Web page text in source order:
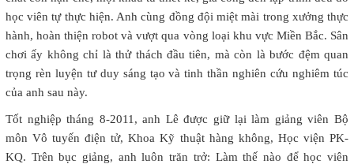
học viên tự thực hiện. Anh cùng đồng đội miệt mài trong xưởng thực
hành, hoàn thiện robot và vượt qua vòng loại khu vực Miền Bắc. Sân
chơi ấy không chỉ là thử thách đầu tiên, mà còn là bước đệm quan
trọng rèn luyện tư duy sáng tạo và tinh thần nghiên cứu nghiêm túc
của anh sau này.
Tốt nghiệp tháng 8-2011, anh Lê được giữ lại làm giảng viên Bộ
môn Vô tuyến điện tử, Khoa Kỹ thuật hàng không, Học viện PK-
KQ. Trên bục giảng, anh luôn trăn trở: Làm thế nào để học viên